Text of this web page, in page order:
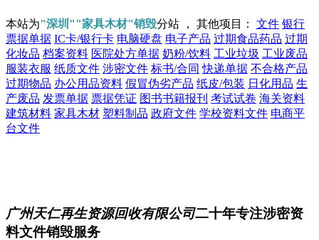
本站为"深圳""家具木材"销毁分站 ， 其他项目： 文件 银行
票据单据 IC卡/银行卡 电脑硬盘 电子产品 过期食品药品 过期
化妆品 档案资料 医院处方单据 奶粉/饮料 工业垃圾 工业废品
服装衣服 纸质文件 涉密文件 标书/合同 快递单据 不合格产品
过期物品 办公用品资料 假冒伪劣产品 纸皮/包装 日化用品 生
产废品 发票单据 票据凭证 图书书籍报刊 考试试卷 海关资料
建筑材料 家具木材 塑料制品 政府文件 学校资料文件 电商平
台文件
广州天仁再生资源回收有限公司二十年专注涉密资
料文件销毁服务